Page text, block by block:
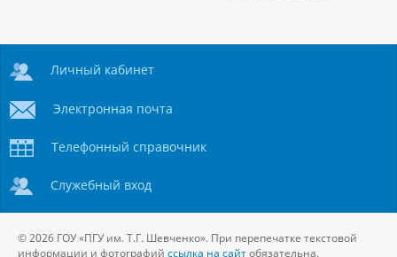
Личный кабинет
Электронная почта
Телефонный справочник
Служебный вход
© 2026 ГОУ «ПГУ им. Т.Г. Шевченко». При перепечатке текстовой
информации и фотографий ссылка на сайтобязательна.